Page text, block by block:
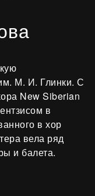
М. И. Глинки. С
New Siberian
в
в хор
вела ряд
и балета.